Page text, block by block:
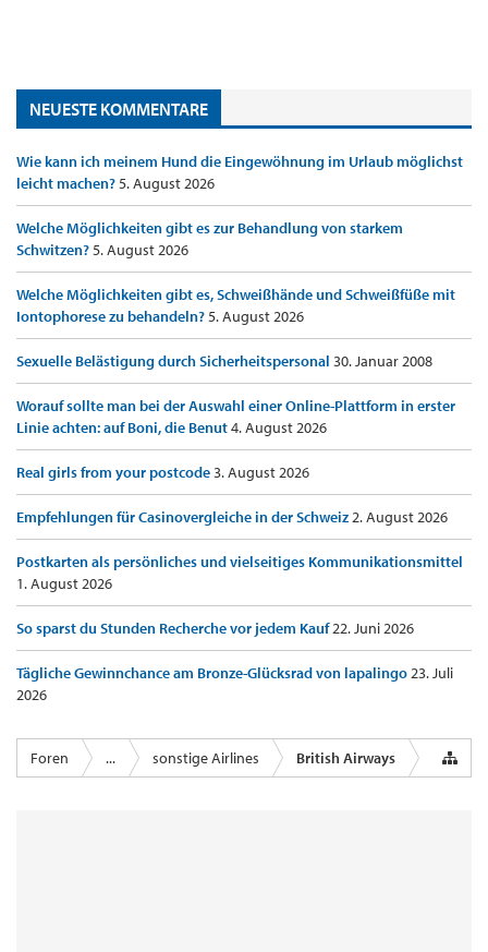
NEUESTE KOMMENTARE
Wie kann ich meinem Hund die Eingewöhnung im Urlaub möglichst
leicht machen?5. August 2026
Welche Möglichkeiten gibt es zur Behandlung von starkem
Schwitzen?5. August 2026
Welche Möglichkeiten gibt es, Schweißhände und Schweißfüße mit
Iontophorese zu behandeln?5. August 2026
Sexuelle Belästigung durch Sicherheitspersonal 30. Januar 2008
Worauf sollte man bei der Auswahl einer Online-Plattform in erster
Linie achten: auf Boni, die Benut4. August 2026
Real girls from your postcode3. August 2026
Empfehlungen für Casinovergleiche in der Schweiz2. August 2026
Postkarten als persönliches und vielseitiges Kommunikationsmittel
1. August 2026
So sparst du Stunden Recherche vor jedem Kauf22. Juni 2026
Tägliche Gewinnchance am Bronze-Glücksrad von lapalingo23. Juli
2026
Foren ... sonstige Airlines British Airways